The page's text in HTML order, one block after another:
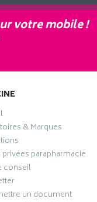
votre mobile !
& Marques
parapharmacie
conseil
un document